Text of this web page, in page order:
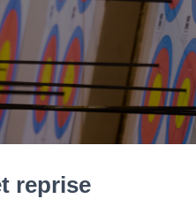
reprise